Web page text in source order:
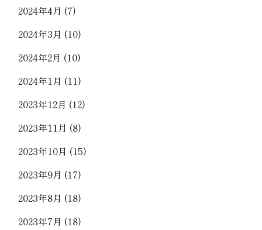
2024年4月 (7)
2024年3月 (10)
2024年2月 (10)
2024年1月 (11)
2023年12月 (12)
2023年11月 (8)
2023年10月 (15)
2023年9月 (17)
2023年8月 (18)
2023年7月 (18)